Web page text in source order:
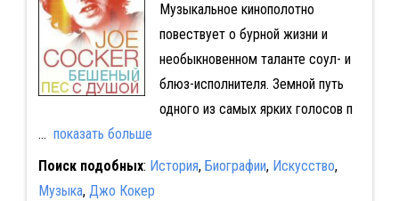
Музыкальное кинополотно
повествует о бурной жизни и
необыкновенном таланте соул- и
блюз-исполнителя. Земной путь
одного из самых ярких голосов п
... показать больше
Поиск подобных: История, Биографии, Искусство,
Музыка, Джо Кокер